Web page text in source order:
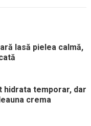
lasă pielea calmă,
hidrata temporar, dar
crema